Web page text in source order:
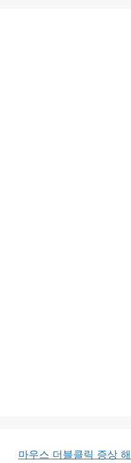
마우스 더블클릭 증상